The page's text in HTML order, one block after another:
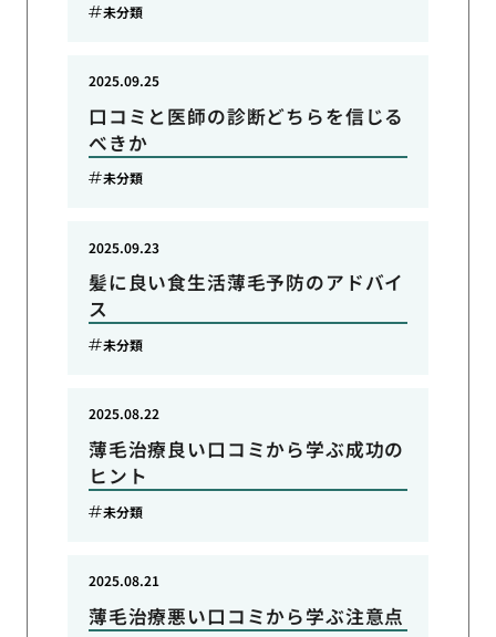
未分類
口コミと医師の診断どちらを信じる
べきか
2025.09.25
未分類
髪に良い食生活薄毛予防のアドバイ
ス
2025.09.23
未分類
薄毛治療良い口コミから学ぶ成功の
ヒント
2025.08.22
未分類
薄毛治療悪い口コミから学ぶ注意点
2025.08.21